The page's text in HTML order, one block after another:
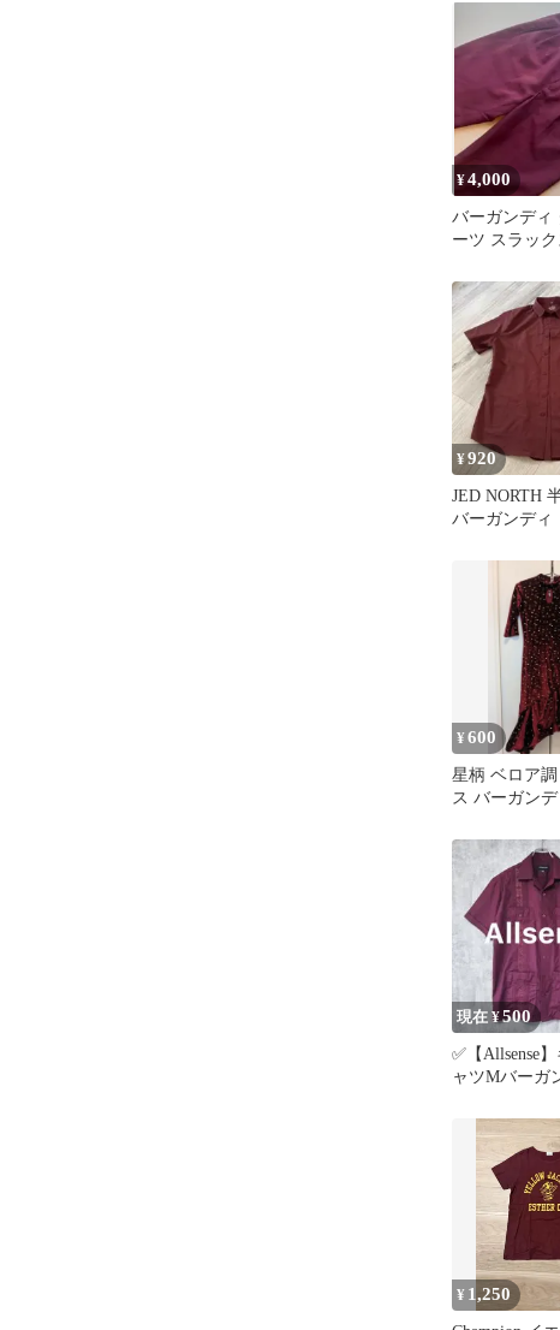
¥4,000
バーガンディ
ーツ スラック
¥920
JED NORTH
バーガンディ
¥600
星柄 ベロア
ス バーガンデ
現在 ¥500
✅【Allsense
ャツMバーガ
開襟
¥ 1,250